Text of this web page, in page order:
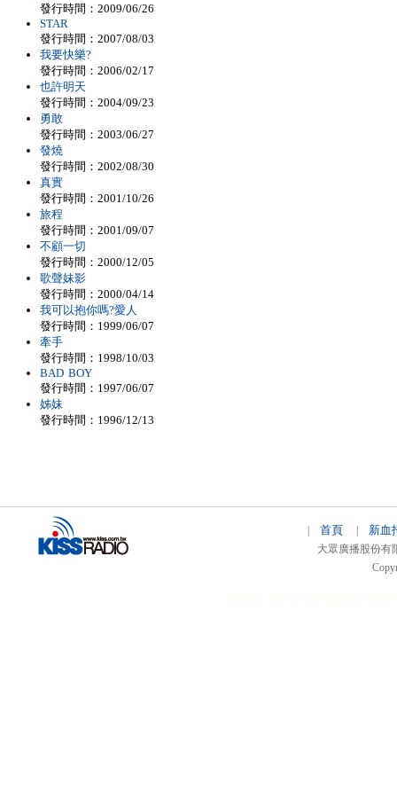
發行時間：2009/06/26
STAR
發行時間：2007/08/03
我要快樂?
發行時間：2006/02/17
也許明天
發行時間：2004/09/23
勇敢
發行時間：2003/06/27
發燒
發行時間：2002/08/30
真實
發行時間：2001/10/26
旅程
發行時間：2001/09/07
不顧一切
發行時間：2000/12/05
歌聲妹影
發行時間：2000/04/14
我可以抱你嗎?愛人
發行時間：1999/06/07
牽手
發行時間：1998/10/03
BAD BOY
發行時間：1997/06/07
姊妹
發行時間：1996/12/13
首頁 新血
大眾廣播股份有